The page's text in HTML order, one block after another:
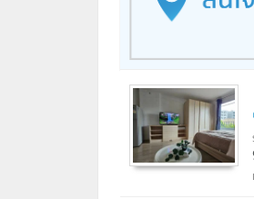
โลตัสอ่อนนุช :
People Park :
Habito mall :
ไบเทค บางนา :
Gateway เอกมั
Central บางนา